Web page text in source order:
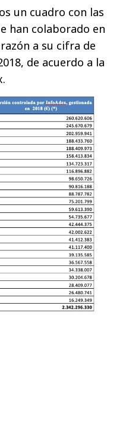
un cuadro con las
han colaborado en
a su cifra de
de acuerdo a la